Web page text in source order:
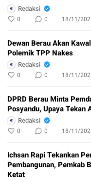
Redaksi
0 0 18/11/
Dewan Berau Akan
Polemik TPP Nakes
Redaksi
0 0 18/11/
DPRD Berau Minta
Posyandu, Upaya Tekan
Redaksi
0 0 18/11/
Ichsan Rapi Tekankan
Pembangunan, Pemkab
Ketat